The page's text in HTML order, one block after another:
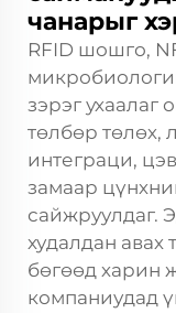
чанарыг
RFID шошго,
зэрэг ухаалаг
төлбөр төлөх,
интеграци,
замаар
сайжруулдаг.
худалдан авах
бөгөөд харин
компаниудад